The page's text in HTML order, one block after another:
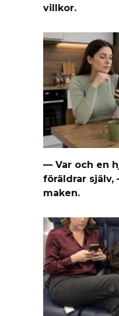
villkor.
— Var och en
föräldrar
maken.